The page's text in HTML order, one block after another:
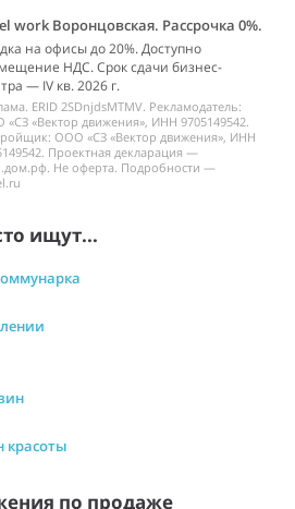
work Воронцовская. Рассрочка 0%.
на офисы до 20%. Доступно
НДС. Срок сдачи бизнес-
— IV кв. 2026 г.
ERID 2SDnjdsMTMV. Рекламодатель:
«Вектор движения», ИНН 9705149542.
ООО «СЗ «Вектор движения», ИНН
Проектная декларация —
Не оферта. Подробности —
ищут...
красоты
по продаже